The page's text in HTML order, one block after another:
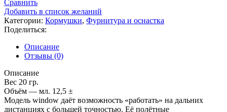
Сравнить
Добавить в список желаний
Категории: Кормушки, Фурнитура и оснастка
Поделиться:
Описание
Отзывы (0)
Описание
Вес 20 гр.
Объём — мл. 12,5 ±
Модель window даёт возможность «работать» на дальних
дистанциях с большей точностью. Её полётные